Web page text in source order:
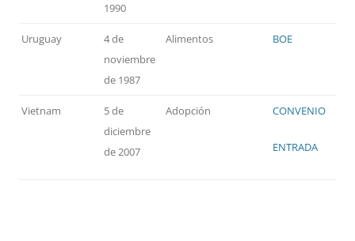
1990
Uruguay
4 de
noviembre
de 1987
Alimentos BOE
Vietnam
5 de
diciembre
de 2007
Adopción CONVENIO
ENTRADA